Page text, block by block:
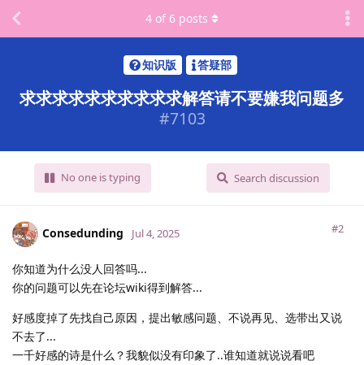
知识版 答疑部
求求求求求求求求求求解答请不要嫌我问题多
#7103
No one is typing Search discussion
4 of 6 posts
Consedunding #2
Jul 4, 2025
你知道为什么没人回答吗...
你的问题可以先在论坛wiki得到解答...
好感度掉了先找自己原因，提出敏感问题、不说再见、选带出又说
不去了...
一千好感的诗是什么？我貌似没有印象了..谁知道就说说看吧